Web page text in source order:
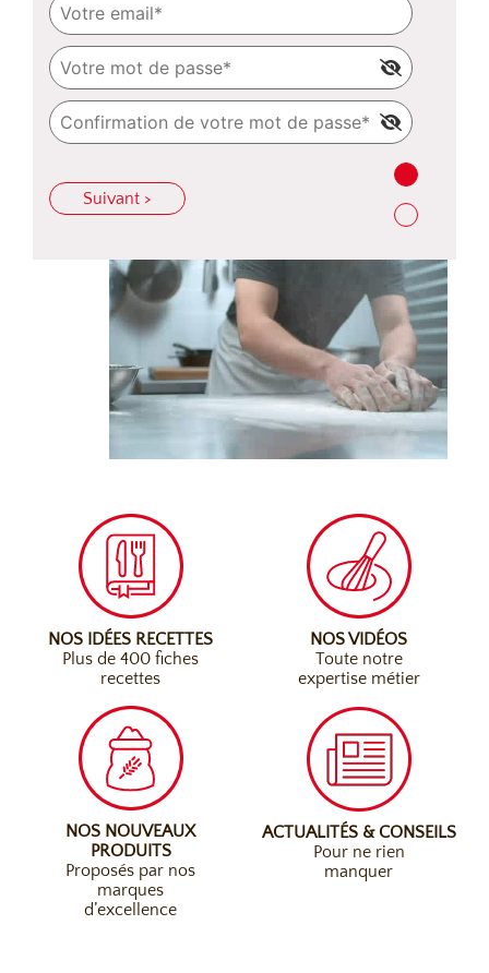
Suivant >
NOS IDÉES RECETTES
Plus de 400 fiches
recettes
NOS VIDÉOS
Toute notre
expertise métier
NOS NOUVEAUX
PRODUITS
Proposés par nos
marques
d’excellence
ACTUALITÉS & CONSEILS
Pour ne rien
manquer